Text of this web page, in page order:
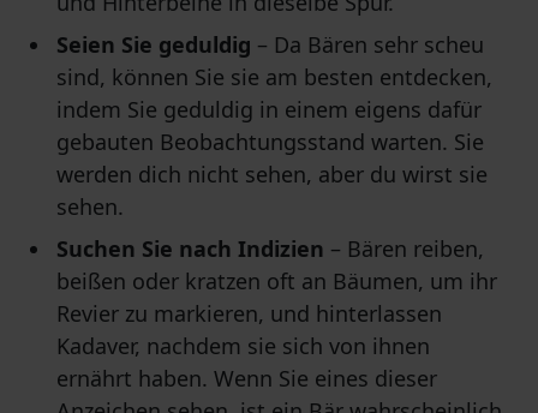
Seien Sie geduldig – Da Bären sehr scheu
sind, können Sie sie am besten entdecken,
indem Sie geduldig in einem eigens dafür
gebauten Beobachtungsstand warten. Sie
werden dich nicht sehen, aber du wirst sie
sehen.
Suchen Sie nach Indizien – Bären reiben,
beißen oder kratzen oft an Bäumen, um ihr
Revier zu markieren, und hinterlassen
Kadaver, nachdem sie sich von ihnen
ernährt haben. Wenn Sie eines dieser